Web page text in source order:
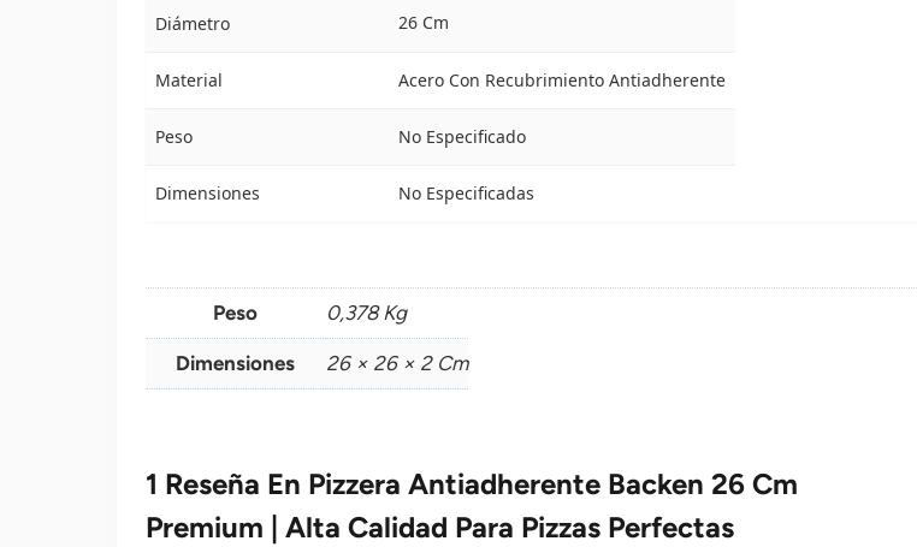
Diámetro 26 Cm
Material Acero Con Recubrimiento Antiadherente
Peso No Especificado
Dimensiones No Especificadas
Peso 0,378 Kg
Dimensiones 26 × 26 × 2 Cm
1 Reseña En Pizzera Antiadherente Backen 26 Cm
Premium | Alta Calidad Para Pizzas Perfectas